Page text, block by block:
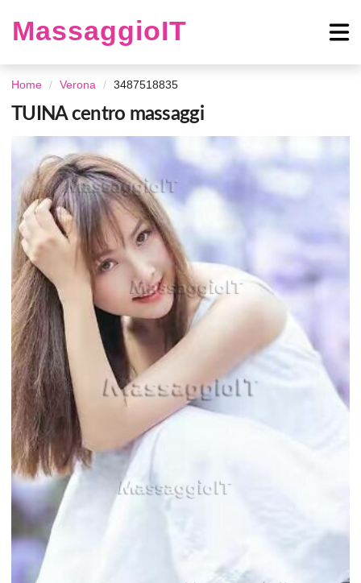
MassaggioIT
Home Verona 3487518835
TUINA centro massaggi